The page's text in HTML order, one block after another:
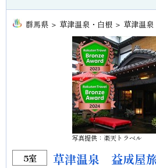
群馬県 ＞ 草津温泉・白根 ＞ 草津温泉
写真提供：楽天トラベル
5室 草津温泉 益成屋